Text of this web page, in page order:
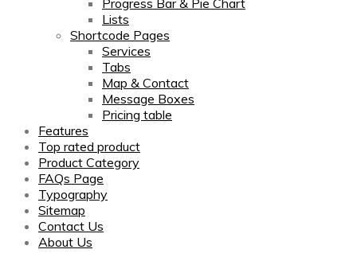
Lists
Shortcode Pages
Services
Tabs
Map & Contact
Message Boxes
Pricing table
Features
Top rated product
Product Category
FAQs Page
Typography
Sitemap
Contact Us
About Us